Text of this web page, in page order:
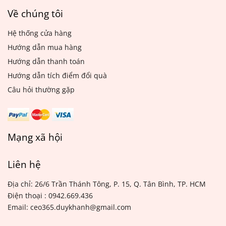
Về chúng tôi
Hệ thống cửa hàng
Hướng dẫn mua hàng
Hướng dẫn thanh toán
Hướng dẫn tích điểm đổi quà
Câu hỏi thường gặp
Mạng xã hội
Liên hệ
Địa chỉ: 26/6 Trần Thánh Tông, P. 15, Q. Tân Bình, TP. HCM
Điện thoại : 0942.669.436
Email: ceo365.duykhanh@gmail.com